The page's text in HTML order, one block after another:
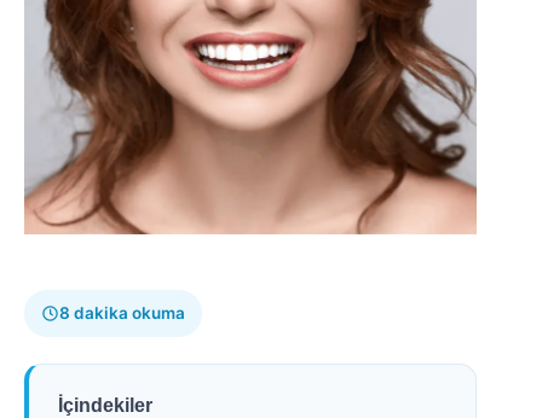
8 dakika okuma
İçindekiler